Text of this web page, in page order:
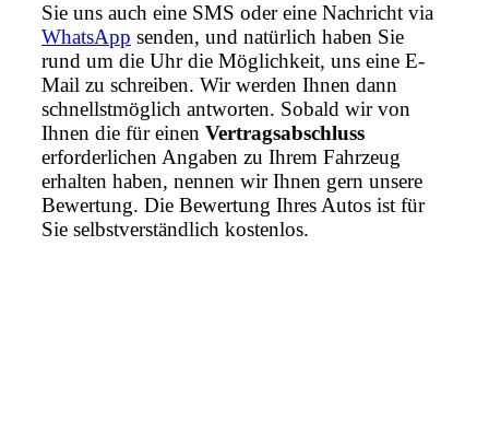
Sie uns auch eine SMS oder eine Nachricht via
WhatsApp senden, und natürlich haben Sie
rund um die Uhr die Möglichkeit, uns eine E-
Mail zu schreiben. Wir werden Ihnen dann
schnellstmöglich antworten. Sobald wir von
Ihnen die für einen Vertragsabschluss
erforderlichen Angaben zu Ihrem Fahrzeug
erhalten haben, nennen wir Ihnen gern unsere
Bewertung. Die Bewertung Ihres Autos ist für
Sie selbstverständlich kostenlos.